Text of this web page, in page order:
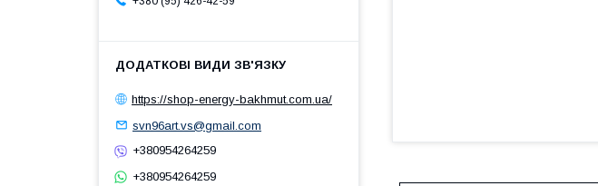
https://shop-energy-bakhmut.com.ua/
svn96art.vs@gmail.com
+380954264259
+380954264259